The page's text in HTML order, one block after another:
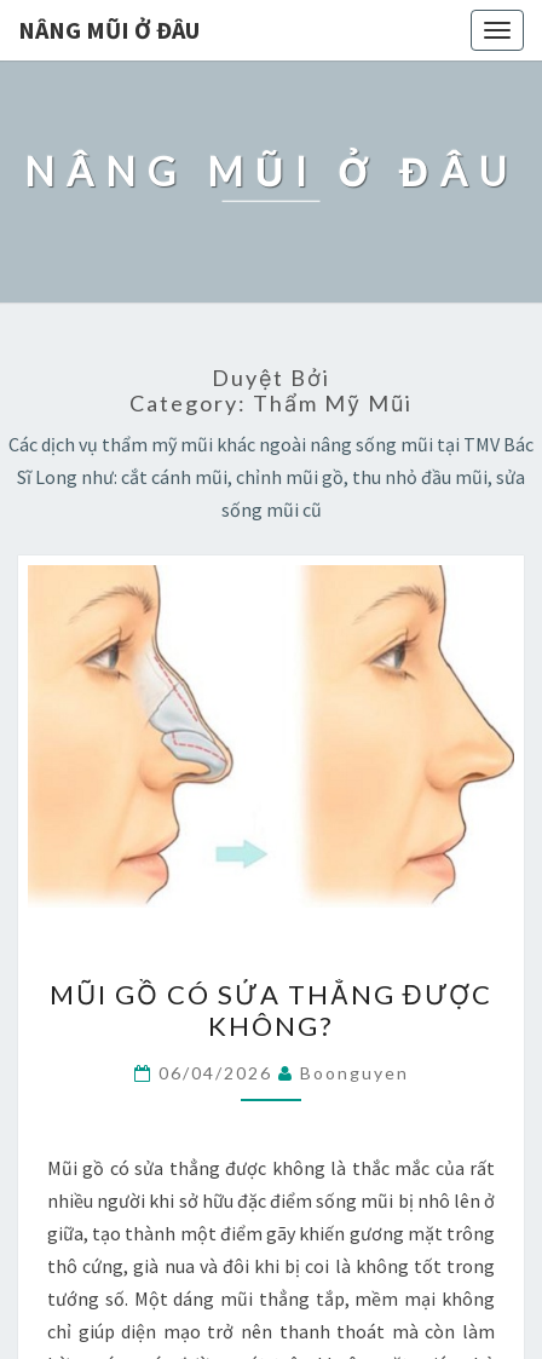
NÂNG MŨI Ở ĐÂU
NÂNG MŨI Ở ĐÂU
Duyệt Bởi
Category: Thẩm Mỹ Mũi
Các dịch vụ thẩm mỹ mũi khác ngoài nâng sống mũi tại TMV Bác
Sĩ Long như: cắt cánh mũi, chỉnh mũi gồ, thu nhỏ đầu mũi, sửa
sống mũi cũ
GỒ
CÓ
SỬA
THẲNG
KHÔNG?
MŨI GỒ CÓ SỬA THẲNG ĐƯỢC
KHÔNG?
06/04/2026 Boonguyen
Mũi gồ có sửa thẳng được không là thắc mắc của rất
nhiều người khi sở hữu đặc điểm sống mũi bị nhô lên ở
giữa, tạo thành một điểm gãy khiến gương mặt trông
thô cứng, già nua và đôi khi bị coi là không tốt trong
tướng số. Một dáng mũi thẳng tắp, mềm mại không
chỉ giúp diện mạo trở nên thanh thoát mà còn làm